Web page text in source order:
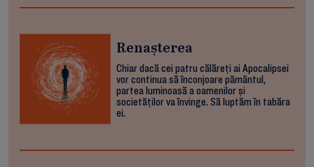
Renașterea
Chiar dacă cei patru călăreți ai Apocalipsei
vor continua să înconjoare pământul,
partea luminoasă a oamenilor și
societăților va învinge. Să luptăm în tabăra
ei.